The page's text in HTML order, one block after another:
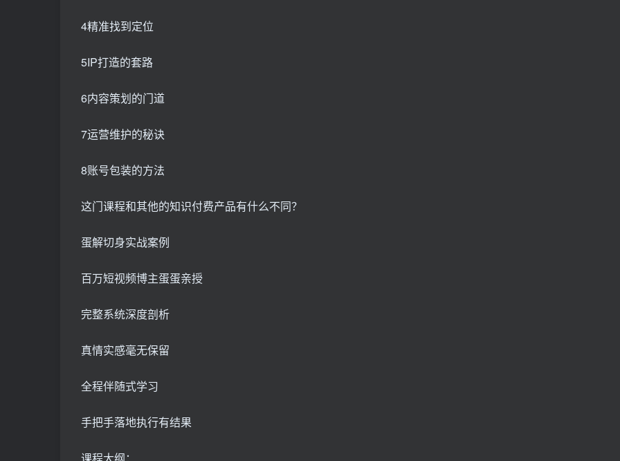
4精准找到定位
5IP打造的套路
6内容策划的门道
7运营维护的秘诀
8账号包装的方法
这门课程和其他的知识付费产品有什么不同？
蛋解切身实战案例
百万短视频博主蛋蛋亲授
完整系统深度剖析
真情实感毫无保留
全程伴随式学习
手把手落地执行有结果